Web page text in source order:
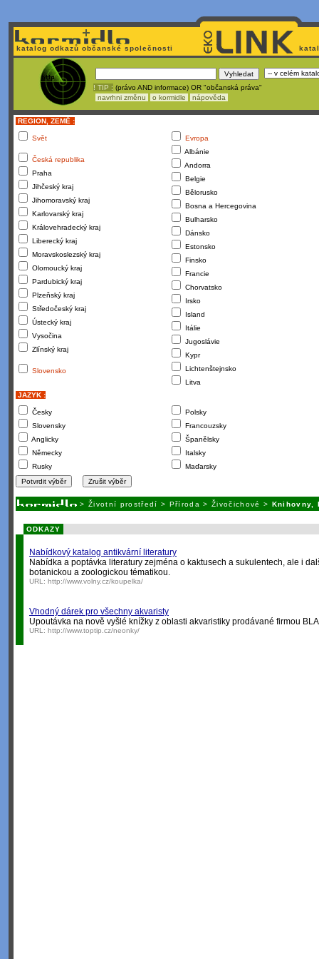
katalog odkazů občanské společnosti
! TIP : (právo AND informace) OR "občanská práva"
navrhni změnu
o kormidle nápověda
REGION, ZEMĚ :
Svět
Česká republika
Praha
Jihčeský kraj
Jihomoravský kraj
Karlovarský kraj
Královehradecký kraj
Liberecký kraj
Moravskoslezský kraj
Olomoucký kraj
Pardubický kraj
Plzeňský kraj
Středočeský kraj
Ústecký kraj
Vysočina
Zlínský kraj
Slovensko
Evropa
Albánie
Andorra
Belgie
Bělorusko
Bosna a Hercegovina
Bulharsko
Dánsko
Estonsko
Finsko
Francie
Chorvatsko
Irsko
Island
Itálie
Jugoslávie
Kypr
Lichtenštejnsko
Litva
JAZYK :
Česky
Slovensky
Anglicky
Německy
Rusky
Polsky
Francouzsky
Španělsky
Italsky
Maďarsky
> Životní prostředí > Příroda >Živočichové > Knihovny,
ODKAZY
Nabídkový katalog antikvární literatury
Nabídka a poptávka literatury zejména o kaktusech a sukulentech, ale i
botanickou a zoologickou tématikou.
URL: http://www.volny.cz/koupelka/
Vhodný dárek pro všechny akvaristy
Upoutávka na nově vyšlé knížky z oblasti akvaristiky prodávané firmou
URL: http://www.toptip.cz/neonky/